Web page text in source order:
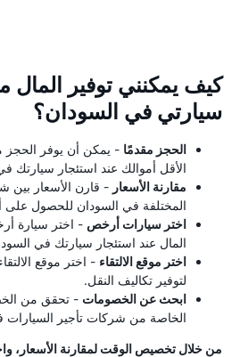
كيف يمكنني توفير المال
سيارتي في السودان؟
الحجز مقدمًا - يمكن أن يوفر الحجز
الأقل أموالك عند استئجار سيارتك
مقارنة الأسعار - قارن الأسعار بين
المختلفة في السودان للحصول
اختر سيارات أرخص - اختر سيارة
المال عند استئجار سيارتك في
اختر موقع الالتقاء - اختر موقع
لتوفير تكاليف النقل.
ابحث عن الخصومات - تحقق من
الخاصة من شركات تأجير السيارات
من خلال تخصيص الوقت لمقارنة الأسعار،